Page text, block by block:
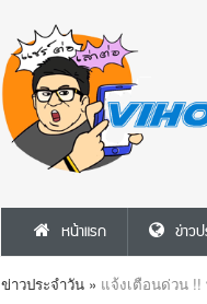
หน้าแรก ข่าว
ข่าวประจำวัน » แจ้งเตือนด่วน !!